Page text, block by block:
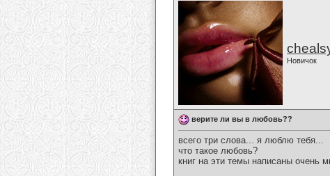
Новичок
верите ли вы в любовь??
всего три слова... я люблю тебя...
что такое любовь?
книг на эти темы написаны очень